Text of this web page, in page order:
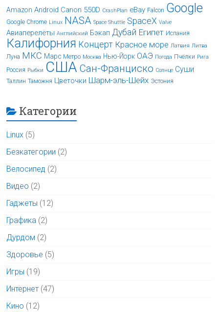
Amazon Android Canon 550D CrashPlan eBay Falcon Google
Google Chrome Linux NASA Space Shuttle SpaceX Valve
Авиаперелёты Английский Бэкап Дубай Египет Испания
Калифорния Концерт Красное море Латвия Литва
Луна МКС Марс Метро Москва Нью-Йорк ОАЭ Погода Пчёлки Рига
Россия Рыбки США Сан-Франциско Солнце Суши
Таллин Таможня Цветочки Шарм-эль-Шейх Эстония
Категории
Linux (5)
Безкатегории (2)
Велосипед (2)
Видео (2)
Гаджеты (12)
Графика (2)
Дурдом (2)
Здоровье (5)
Игры (19)
Интернет (47)
Кино (12)